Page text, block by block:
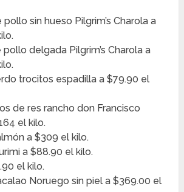
pollo sin hueso Pilgrim’s Charola a
pollo delgada Pilgrim’s Charola a
trocitos espadilla a $79.90 el
de res rancho don Francisco
el kilo.
a $309 el kilo.
a $88.90 el kilo.
el kilo.
Noruego sin piel a $369.00 el